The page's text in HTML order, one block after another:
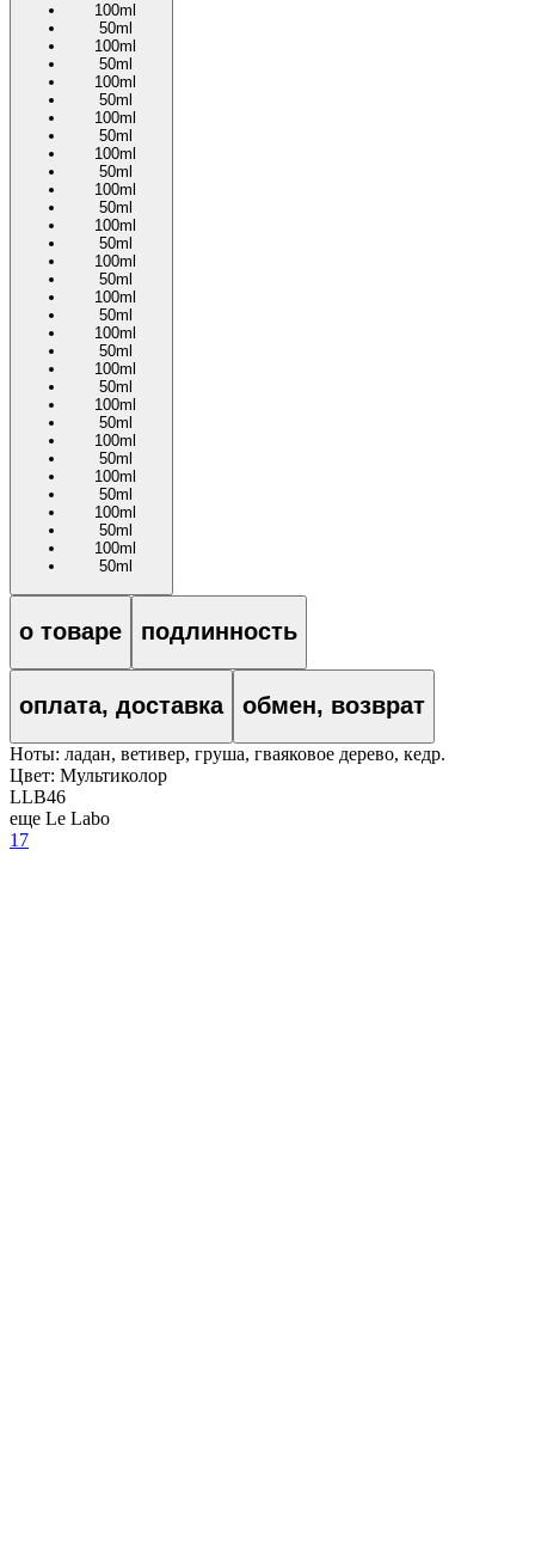
100ml
50ml
100ml
50ml
100ml
50ml
100ml
50ml
100ml
50ml
100ml
50ml
100ml
50ml
100ml
50ml
100ml
50ml
100ml
50ml
100ml
50ml
100ml
50ml
100ml
50ml
100ml
50ml
100ml
50ml
100ml
50ml
о товаре подлинность
оплата, доставка обмен, возврат
Ноты: ладан, ветивер, груша, гваяковое дерево, кедр.
Цвет: Мультиколор
LLB46
еще Le Labo
17